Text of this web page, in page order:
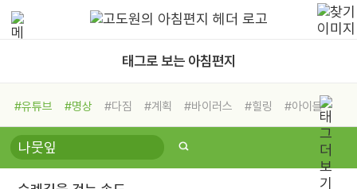
태그로 보는 아침편지
#유튜브 #명상 #다짐 #계획 #바이러스 #힐링
#아이들
#비전캠프
#독서캠프 #삶
#희망
#나눔 #친구 #링컨학교